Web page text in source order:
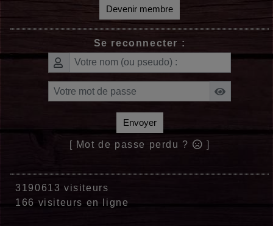
Devenir membre
Se reconnecter :
Envoyer
[ Mot de passe perdu ? ]
3190613 visiteurs
166 visiteurs en ligne